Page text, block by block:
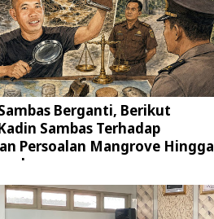
Berganti, Berikut
Sambas Terhadap
Persoalan Mangrove Hingga